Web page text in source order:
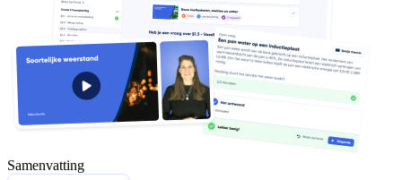
Samenvatting